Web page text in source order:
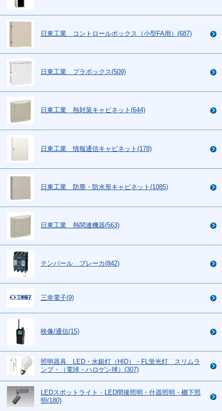
日東工業 コントロールボックス（小型FA用）(687)
日東工業 プラボックス(509)
日東工業 熱対策キャビネット(644)
日東工業 情報通信キャビネット(178)
日東工業 防塵・防水形キャビネット(1085)
日東工業 熱関連機器(563)
テンパール ブレーカ(842)
三幸電子(9)
映像/通信(15)
照明器具 LED・水銀灯（HID）・FL蛍光灯 スリムラ
ンプ・（電球・ハロゲン球）(307)
LEDスポットライト・LED間接照明・什器照明・棚下照
明(180)